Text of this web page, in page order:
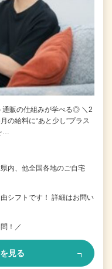
通販の仕組みが学べる◎ ＼2
の給料に“あと少し”プラス
…
内、他全国各地のご自宅
シフトです！ 詳細はお問い
！／
見る